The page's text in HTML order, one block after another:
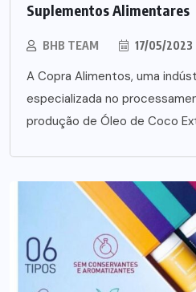
Suplementos Alimentares
BHB TEAM 17/05/2023
A Copra Alimentos, uma
especializada no
produção de Óleo de Coco